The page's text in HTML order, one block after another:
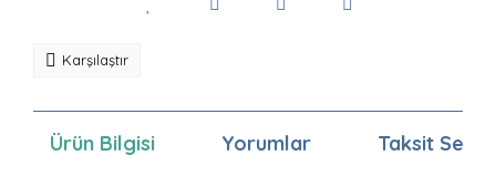
Karşılaştır
Ürün Bilgisi Yorumlar Taksit